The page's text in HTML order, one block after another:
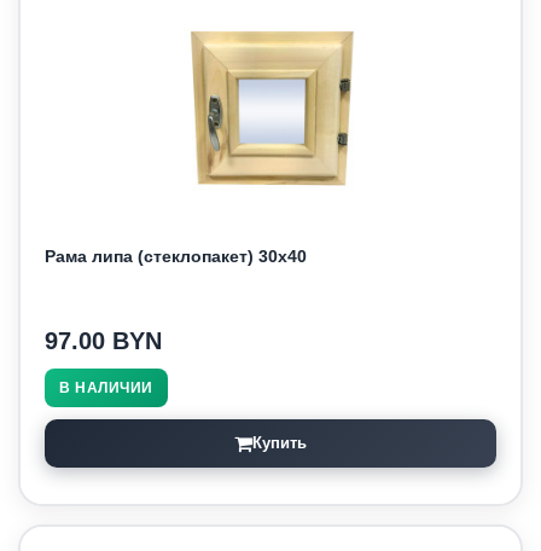
Рама липа (стеклопакет) 30х40
97.00 BYN
В НАЛИЧИИ
Купить